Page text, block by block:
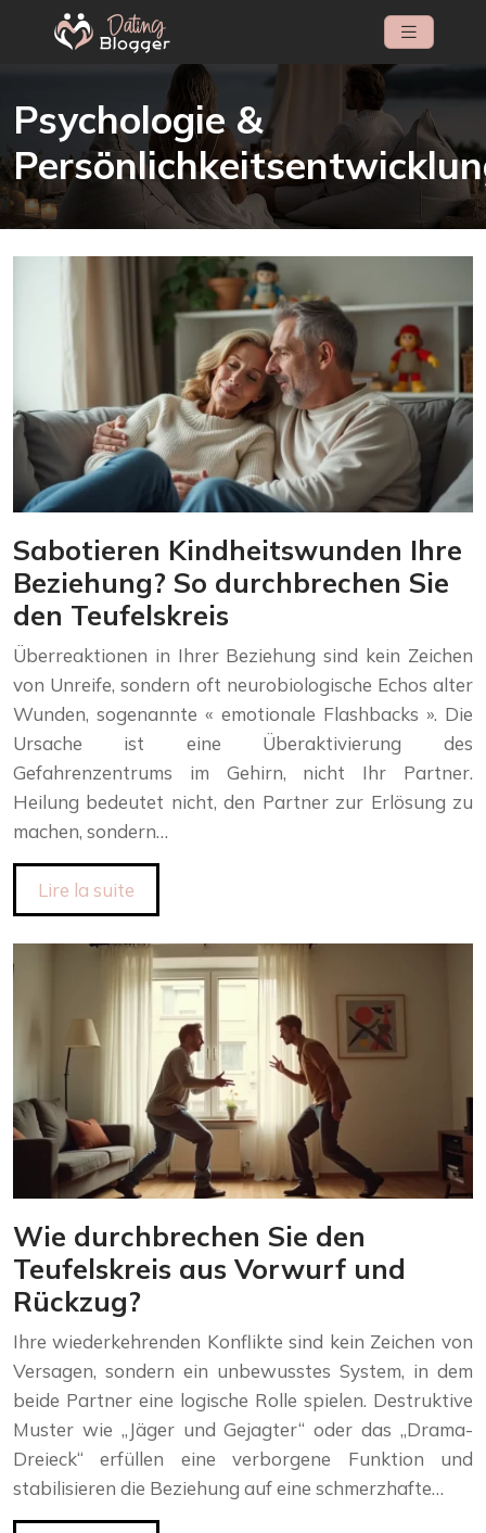
Psychologie &
Sabotieren Kindheitswunden Ihre
Beziehung? So durchbrechen Sie
den Teufelskreis
Überreaktionen in Ihrer Beziehung sind kein Zeichen
von Unreife, sondern oft neurobiologische Echos alter
Wunden, sogenannte « emotionale Flashbacks ». Die
Ursache ist eine Überaktivierung des
Gefahrenzentrums im Gehirn, nicht Ihr Partner.
Heilung bedeutet nicht, den Partner zur Erlösung zu
machen, sondern…
Lire la suite
Wie durchbrechen Sie den
Teufelskreis aus Vorwurf und
Rückzug?
Ihre wiederkehrenden Konflikte sind kein Zeichen von
Versagen, sondern ein unbewusstes System, in dem
beide Partner eine logische Rolle spielen. Destruktive
Muster wie „Jäger und Gejagter“ oder das „Drama-
Dreieck“ erfüllen eine verborgene Funktion und
stabilisieren die Beziehung auf eine schmerzhafte…